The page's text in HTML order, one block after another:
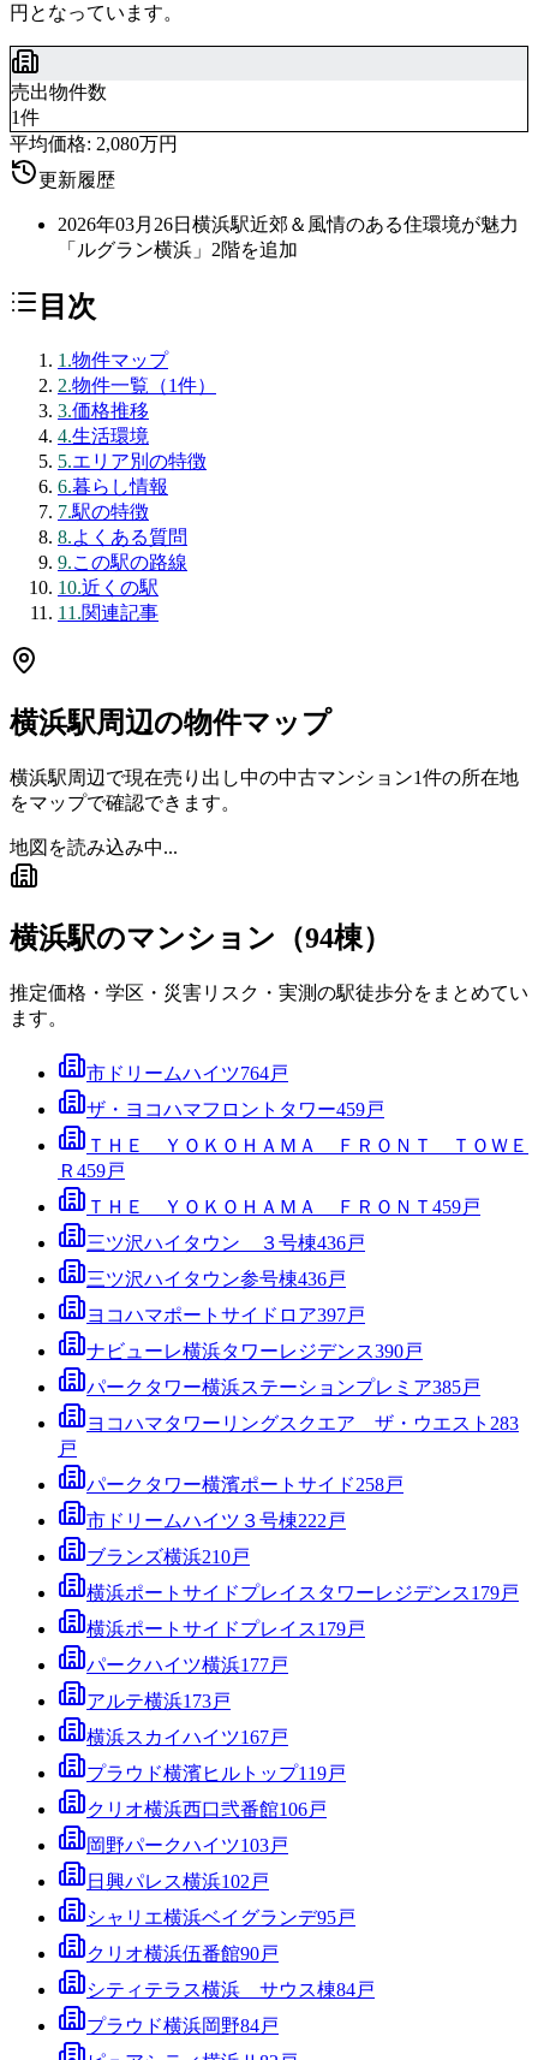
円となっています。
売出物件数
1件
平均価格: 2,080万円
更新履歴
2026年03月26日 横浜駅近郊＆風情のある住環境が魅力
「ルグラン横浜」2階を追加
目次
1.物件マップ
2.物件一覧（1件）
3.価格推移
4.生活環境
5.エリア別の特徴
6.暮らし情報
7.駅の特徴
8.よくある質問
9.この駅の路線
10.近くの駅
11.関連記事
横浜駅周辺の物件マップ
横浜駅周辺で現在売り出し中の中古マンション1件の所在地
をマップで確認できます。
地図を読み込み中...
横浜駅のマンション（94棟）
推定価格・学区・災害リスク・実測の駅徒歩分をまとめてい
ます。
市ドリームハイツ764戸
ザ・ヨコハマフロントタワー459戸
ＴＨＥ ＹＯＫＯＨＡＭＡ ＦＲＯＮＴ ＴＯＷＥ
Ｒ 459戸
ＴＨＥ ＹＯＫＯＨＡＭＡ ＦＲＯＮＴ 459戸
三ツ沢ハイタウン ３号棟436戸
三ツ沢ハイタウン参号棟436戸
ヨコハマポートサイドロア397戸
ナビューレ横浜タワーレジデンス390戸
パークタワー横浜ステーションプレミア385戸
ヨコハマタワーリングスクエア ザ・ウエスト 283
戸
パークタワー横濱ポートサイド258戸
市ドリームハイツ３号棟222 戸
ブランズ横浜210戸
横浜ポートサイドプレイスタワーレジデンス179戸
横浜ポートサイドプレイス179戸
パークハイツ横浜177戸
アルテ横浜173戸
横浜スカイハイツ167戸
プラウド横濱ヒルトップ119戸
クリオ横浜西口弐番館106戸
岡野パークハイツ103戸
日興パレス横浜102 戸
シャリエ横浜ベイグランデ95戸
クリオ横浜伍番館90戸
シティテラス横浜 サウス棟84戸
プラウド横浜岡野84戸